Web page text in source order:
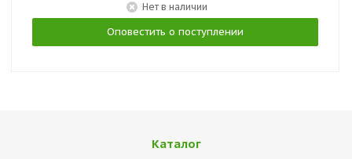
Нет в наличии
Оповестить о поступлении
Каталог